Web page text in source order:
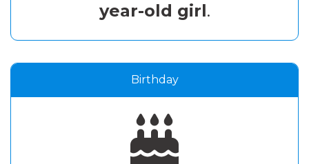
year-old girl.
Birthday